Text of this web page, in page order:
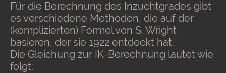
Für die Berechnung des Inzuchtgrades gibt
es verschiedene Methoden, die auf der
(komplizierten) Formel von S. Wright
basieren, der sie 1922 entdeckt hat.
Die Gleichung zur IK-Berechnung lautet wie
folgt: